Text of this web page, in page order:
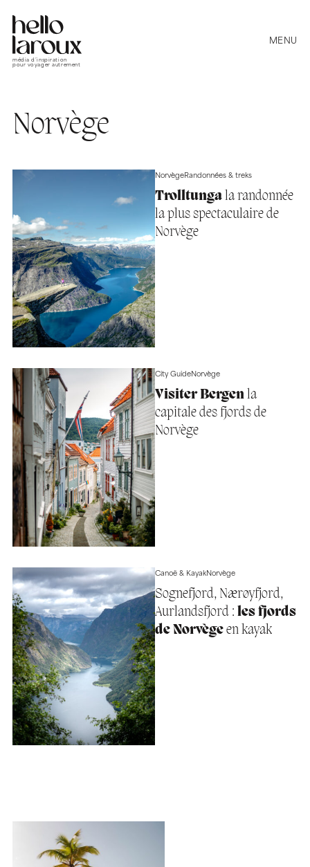
média d’inspiration
pour voyager autrement
MENU
Norvège
NorvègeRandonnées & treks
Trolltungala randonnée
la plus spectaculaire de
Norvège
City GuideNorvège
Visiter Bergenla
capitale des fjords de
Norvège
Canoë & KayakNorvège
Sognefjord, Nærøyfjord,
Aurlandsfjord : les fjords
de Norvègeen kayak